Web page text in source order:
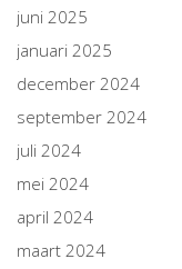
juni 2025
januari 2025
december 2024
september 2024
juli 2024
mei 2024
april 2024
maart 2024